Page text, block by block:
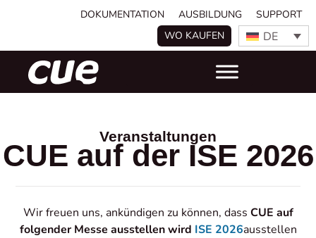
DOKUMENTATION AUSBILDUNG
SUPPORT
WO KAUFEN
DE
Veranstaltungen
CUE auf der ISE 2026
Wir freuen uns, ankündigen zu können, dass CUE auf
folgender Messe ausstellen wird ISE 2026ausstellen